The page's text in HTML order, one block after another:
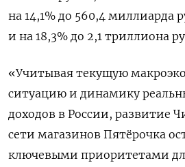
на 14,1% до 560,4 миллиарда
и на 18,3% до 2,1 триллиона
«Учитывая текущую
ситуацию и динамику
доходов в России, развитие
сети магазинов Пятёрочка
ключевыми приоритетами